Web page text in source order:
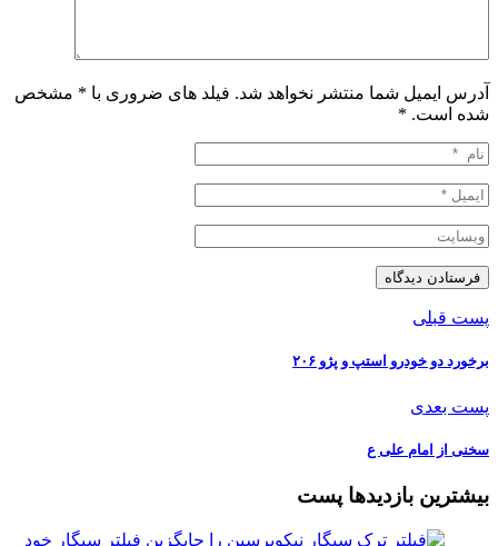
آدرس ایمیل شما منتشر نخواهد شد. فیلد های ضروری با * مشخص
شده است. *
پست قبلی
برخورد دو خودرو استپ و پژو ۲۰۶
پست بعدی
سخنی از امام علی ع
بیشترین بازدیدها پست